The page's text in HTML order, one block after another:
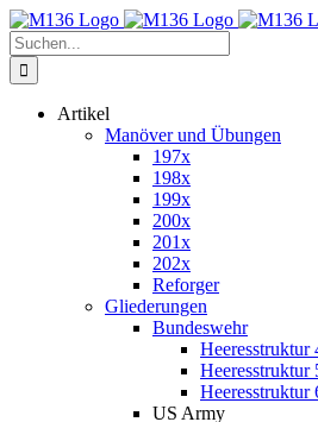
Zum
Inhalt
springen
Suche
nach:
Artikel
Manöver und Übungen
197x
198x
199x
200x
201x
202x
Reforger
Gliederungen
Bundeswehr
Heeresstruktur
Heeresstruktur
Heeresstruktur
US Army